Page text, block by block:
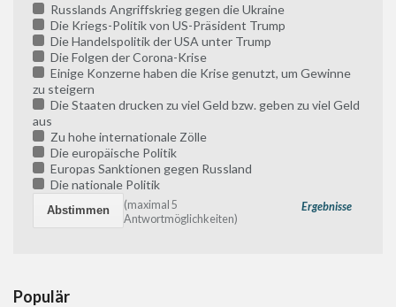
Russlands Angriffskrieg gegen die Ukraine
Die Kriegs-Politik von US-Präsident Trump
Die Handelspolitik der USA unter Trump
Die Folgen der Corona-Krise
Einige Konzerne haben die Krise genutzt, um Gewinne
zu steigern
Die Staaten drucken zu viel Geld bzw. geben zu viel Geld
aus
Zu hohe internationale Zölle
Die europäische Politik
Europas Sanktionen gegen Russland
Die nationale Politik
Ergebnisse
(maximal 5
Antwortmöglichkeiten)
Populär